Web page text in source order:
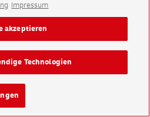
Impressum
Technologien
akzeptieren